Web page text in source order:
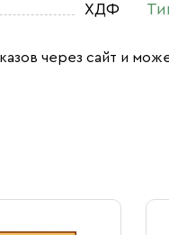
ХДФ
через сайт и